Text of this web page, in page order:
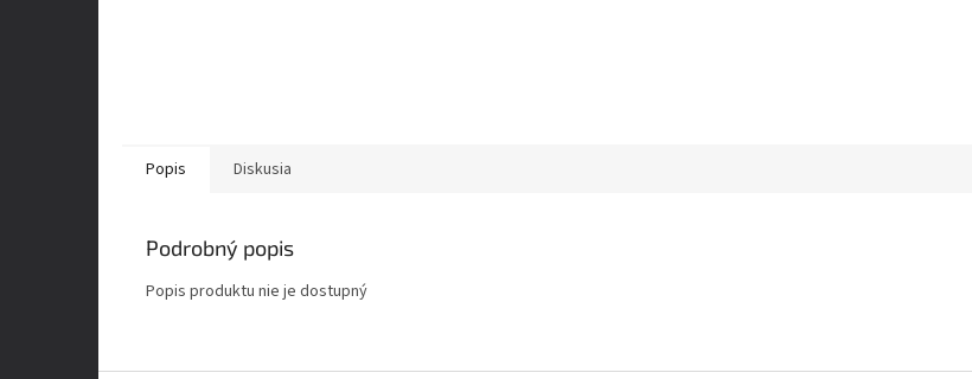
Popis Diskusia
Podrobný popis
Popis produktu nie je dostupný